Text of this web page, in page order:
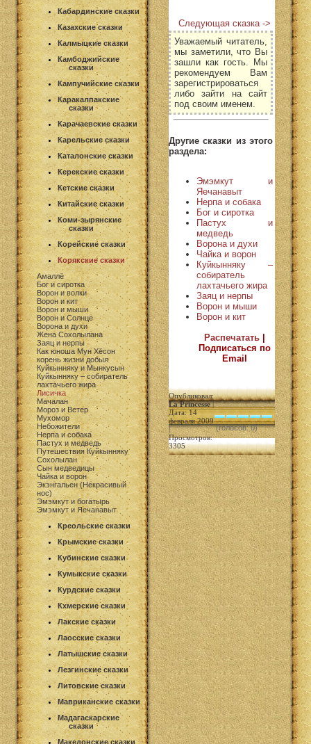
Кабардинские сказки
Казахские сказки
Калмыцкие сказки
Камбоджийские
сказки
Кампучийские сказки
Каракалпакские
сказки
Карачаевские сказки
Карельские сказки
Каталонские сказки
Керекские сказки
Кетские сказки
Китайские сказки
Коми-зырянские
сказки
Корейские сказки
Корякские сказки
Амаллё
Бог и сиротка
Ворон и волки
Ворон и кит
Ворон и мыши
Ворон и Солнце
Ворона и духи
Жена Сохолылана
Заяц и нерпы
Как юноша Мун Хёсон
корень жизни добыл
Куйкынняку и Мынкусын
Куйкынняку – собиратель
лахтачьего жира
Лисичка
Мачалан
Мороз и Ветер
Мухомор
Небожители
Нерпа и собака
Пастух и медведь
Путешествия Куйкынняку
Сохолылан
Сын медведицы
Чайка и ворон
Экэнгальен (Некрасивый
нос)
Эмэмкут и богатырь
Эмэмкут и Яечанавыт
Креольские сказки
Крымские сказки
Кубинские сказки
Кумыкские сказки
Курдские сказки
Кхмерские сказки
Лакские сказки
Лаосские сказки
Латышские сказки
Лезгинские сказки
Литовские сказки
Мавриканские сказки
Мадагаскарские
сказки
Македонские сказки
Следующая сказка ->
Уважаемый читатель,
мы заметили, что Вы
зашли как гость. Мы
рекомендуем Вам
зарегистрироваться
либо зайти на сайт
под своим именем.
Другие сказки из этого
раздела:
Эмэмкут и
Яечанавыт
Нерпа и собака
Бог и сиротка
Пастух и
медведь
Ворона и духи
Чайка и ворон
Куйкынняку –
собиратель
лахтачьего жира
Заяц и нерпы
Ворон и мыши
Ворон и кит
Распечатать
Подписаться по
Email
Опубликовал:
La Princesse|
Дата: 14
февраля 2009
|
Просмотров:
3305
(голосов: 0)